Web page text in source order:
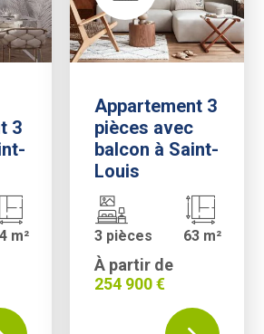
3
m²
Appartement 3
pièces avec
balcon à Saint-
Louis
3 pièces 63 m²
À partir de
254 900 €